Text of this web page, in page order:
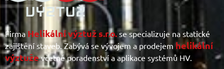
Firma Helikální výztuž s.r.o.se specializuje na statické
zajištění staveb. Zabývá se vývojem a prodejemhelikální
výztuževčetně poradenství a aplikace systémů HV.